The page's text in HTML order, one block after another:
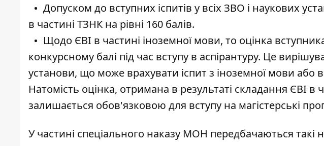
Допуском до вступних іспитів у всіх ЗВО і наукових
в частині ТЗНК на рівні 160 балів.
Щодо ЄВІ в частині іноземної мови, то оцінка
конкурсному балі під час вступу в аспірантуру. Це
установи, що може врахувати іспит з іноземної мови або
Натомість оцінка, отримана в результаті складання ЄВІ в
залишається обов'язковою для вступу на магістерські
У частині спеціального наказу МОН передбачаються такі